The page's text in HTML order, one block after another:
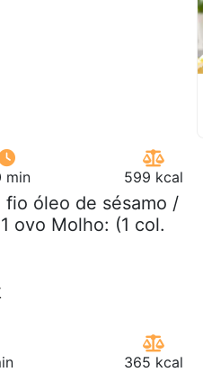
min 599 kcal
fio óleo de sésamo /
ovo Molho: (1 col.
365 kcal